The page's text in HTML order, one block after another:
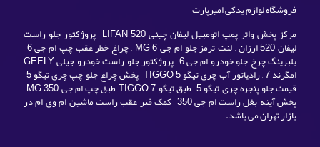
فروشگاه لوازم یدکی امیرپارت
مرکز پخش واتر پمپ اتومبیل لیفان چینی LIFAN 520 , پروژکتور جلو راست
لیفان 520 ارزان , لنت ترمز جلو ام جی MG 6 , چراغ خطر عقب چپ ام جی 6 ,
بلبرینگ چرخ جلو خودرو ام جی 6 , پروژکتور جلو راست خودرو جیلی GEELY
امگرند 7 , رادیاتور آب چری تیگو TIGGO 5 , پخش چراغ جلو چپ چری تیگو 5 ,
قیمت جلو پنجره چری تیگو 5 , طبق تیگو TIGGO 7 ,طبق چپ ام جی MG 350 ,
پخش آینه بغل راست ام جی 350 , کمک فنر عقب راست ماشین ام وی ام در
بازار تهران می باشد.